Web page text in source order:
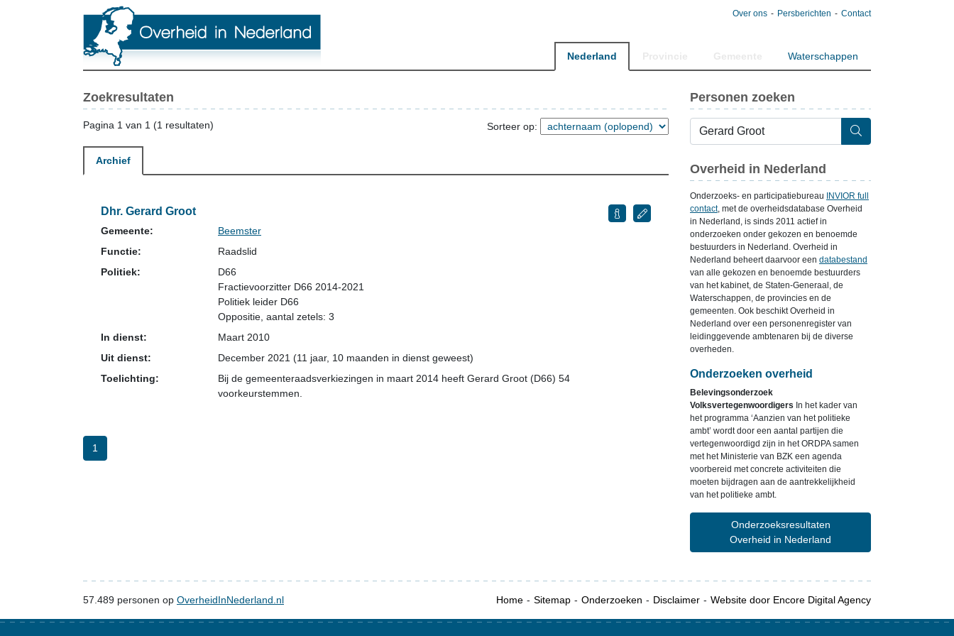
Over ons Persberichten Contact
Nederland Waterschappen
Zoekresultaten
Pagina 1 van 1 (1 resultaten) Sorteer op:
Archief
Dhr. Gerard Groot
Gemeente:
Beemster
Functie:
Raadslid
Politiek:
D66
Fractievoorzitter D66 2014-2021
Politiek leider D66
Oppositie , aantal zetels: 3
In dienst:
Maart 2010
Uit dienst:
December 2021 (11 jaar, 10 maanden in dienst geweest)
Toelichting:
Bij de gemeenteraadsverkiezingen in maart 2014 heeft Gerard Groot (D66) 54
voorkeurstemmen.
1
Personen zoeken
Overheid in Nederland
Onderzoeks- en participatiebureau
INVIOR full
contact, met de overheidsdatabase Overheid
in Nederland, is sinds 2011 actief in
onderzoeken onder gekozen en benoemde
bestuurders in Nederland. Overheid in
Nederland beheert daarvoor een databestand
van alle gekozen en benoemde bestuurders
van het kabinet, de Staten-Generaal, de
Waterschappen, de provincies en de
gemeenten. Ook beschikt Overheid in
Nederland over een personenregister van
leidinggevende ambtenaren bij de diverse
overheden.
Onderzoeken overheid
Belevingsonderzoek
Volksvertegenwoordigers In het kader van
het programma ‘Aanzien van het politieke
ambt’ wordt door een aantal partijen die
vertegenwoordigd zijn in het ORDPA samen
met het Ministerie van BZK een agenda
voorbereid met concrete activiteiten die
moeten bijdragen aan de aantrekkelijkheid
van het politieke ambt.
Onderzoeksresultaten
Overheid in Nederland
57.489 personen op OverheidInNederland.nl Home Sitemap Onderzoeken Disclaimer Website door Encore Digital Agency